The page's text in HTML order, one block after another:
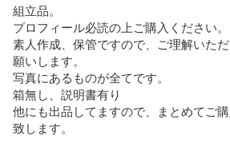
組立品。
プロフィール必読の上ご購入ください。
素人作成、保管ですので、ご理解いた
願いします。
写真にあるものが全てです。
箱無し、説明書有り
他にも出品してますので、まとめてご
致します。